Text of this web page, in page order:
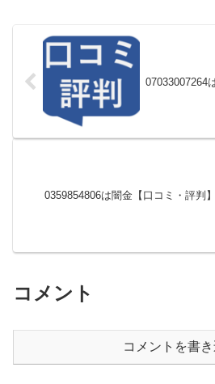
07033007264
0359854806は闇金【口コミ・評判】
コメント
コメントを書